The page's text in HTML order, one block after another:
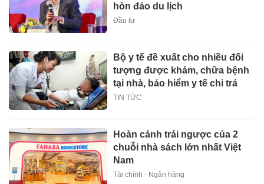
hòn đảo du lịch
Đầu tư
Bộ y tế đề xuất cho nhiều đối
tượng được khám, chữa bệnh
tại nhà, bảo hiểm y tế chi trả
TIN TỨC
Hoàn cảnh trái ngược của 2
chuỗi nhà sách lớn nhất Việt
Nam
Tài chính - Ngân hàng